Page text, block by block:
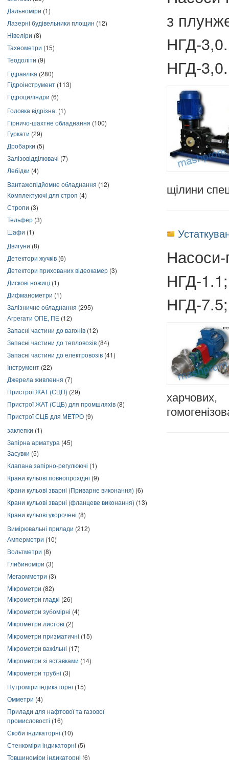
Дальноміри (1)
Лазерні будівельники площин (12)
Нівеліри (8)
Тахеометри (15)
Теодоліти (9)
Гідравліка (280)
Гідроінструмент (113)
Гідроциліндри (6)
Головка відрізна. (1)
Гірничо-шахтне обладнання (100)
Гуркати (29)
Дробарки (5)
Залізовідділювачі (7)
Лебідки (4)
Вантажопідйомне обладнання (12)
Комплектуючі для строп (4)
Стропи (3)
Тельфер (3)
Шафи (1)
Двигуни (8)
Детектори жучків (6)
Детектори прихованих відеокамер (3)
Дискові ножиці (1)
Дифманометри (1)
Залізничне обладнання (295)
Агрегати ОПЕ, ПЕ (12)
Запасні частини до вагонів (12)
Запасні частини до тепловозів (84)
Запасні частини до електровозів (41)
Інструмент (22)
Джерела живлення (7)
Пристрої ЖАТ (СЦП) (29)
Пристрої ЖАТ (СЦБ) для промшляхів (8)
Пристрої СЦБ для МЕТРО (9)
заклепки (1)
Запірна арматура (45)
Засувки (5)
Клапана запірно-регулюючі (1)
Крани кульові повнопрохідні (9)
Крани кульові зварні (Приварне виконання) (6)
Крани кульові зварні (фланцеве виконання) (13)
Крани кульові укорочені (8)
Вимірювальні прилади (212)
Амперметри (10)
Вольтметри (8)
Глибиноміри (3)
Мегаомметри (3)
Мікрометри (82)
Мікрометри гладкі (26)
Мікрометри зубомірні (4)
Мікрометри листові (2)
Мікрометри призматичні (15)
Мікрометри важільні (17)
Мікрометри зі вставками (14)
Мікрометри трубні (3)
Нутроміри індикаторні (15)
Омметри (4)
Прилади для нафтової та газової
промисловості (16)
Скоби індикаторні (10)
Стенкоміри індикаторні (5)
Товщиноміри індикаторні (6)
з
НГД-
НГД-
щілини
Насоси-
НГД-
НГД-